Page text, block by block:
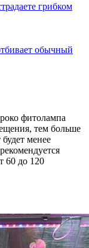
грибком
обычный
фитолампа
тем больше
менее
60 до 120